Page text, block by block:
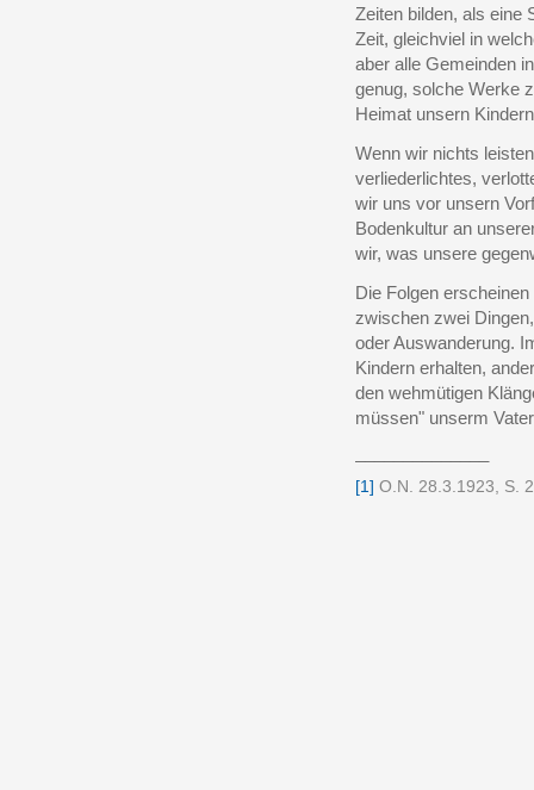
Zeiten bilden, als eine
Zeit, gleichviel in
aber alle Gemeinden
genug, solche Werke
Heimat unsern
Wenn wir nichts
verliederlichtes,
wir uns vor unsern
Bodenkultur an
wir, was unsere
Die Folgen
zwischen zwei
oder Auswanderung.
Kindern erhalten,
den wehmütigen
müssen" unserm
[1] O.N. 28.3.1923, S.